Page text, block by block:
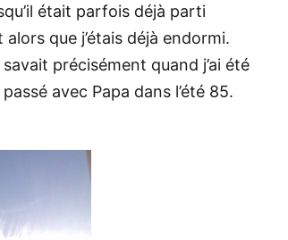
était parfois déjà parti
que j’étais déjà endormi.
précisément quand j’ai été
avec Papa dans l’été 85.